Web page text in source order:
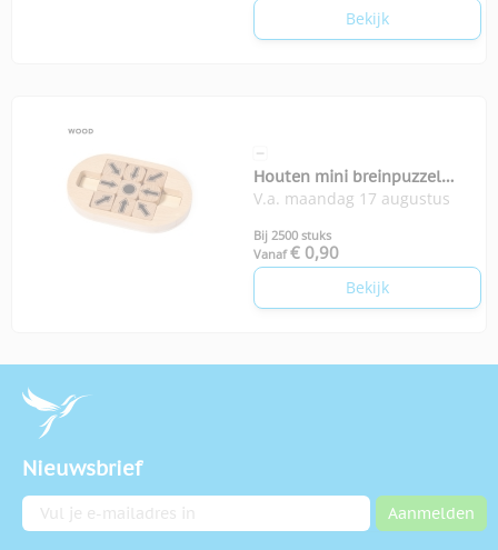
Bekijk
Houten mini breinpuzzel
Jatrex
V.a. maandag 17 augustus
Bij 2500 stuks
Vanaf € 0,90
Bekijk
Nieuwsbrief
E-mailadres Aanmelden